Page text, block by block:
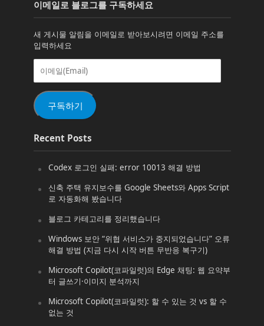
이메일로 블로그를 구독하세요
새 게시물 알림을 이메일로 받아보시려면 이메일 주소를
입력하세요
(Email)
구독하기
Recent Posts
Codex 로그인 실패: error 10013 해결 방법
신축 주택 유지보수를 Google Sheets와 Apps Script
로 자동화해 봤습니다
블로그 카테고리를 정리했습니다
Windows 보안 “위협 서비스가 중지되었습니다” 오류
해결 방법 (지금 다시 시작 버튼 무반응 복구기)
Microsoft Copilot(코파일럿)의 Edge 채팅: 웹 요약부
터 글쓰기·이미지 분석까지
Microsoft Copilot(코파일럿): 할 수 있는 것 vs 할 수
없는 것